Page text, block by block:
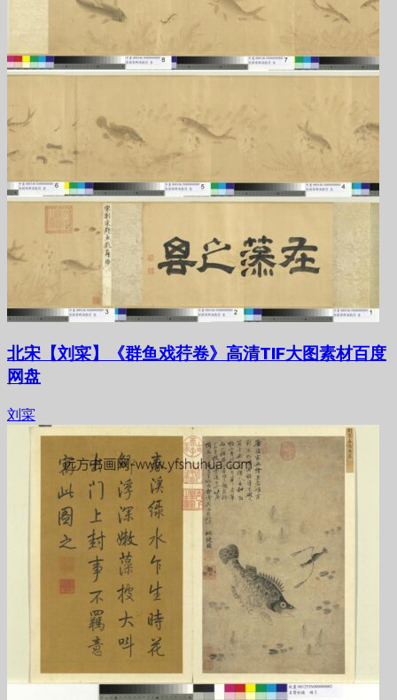
北宋【刘寀】《群鱼戏荇卷》高清TIF大图素材百度
网盘
刘寀